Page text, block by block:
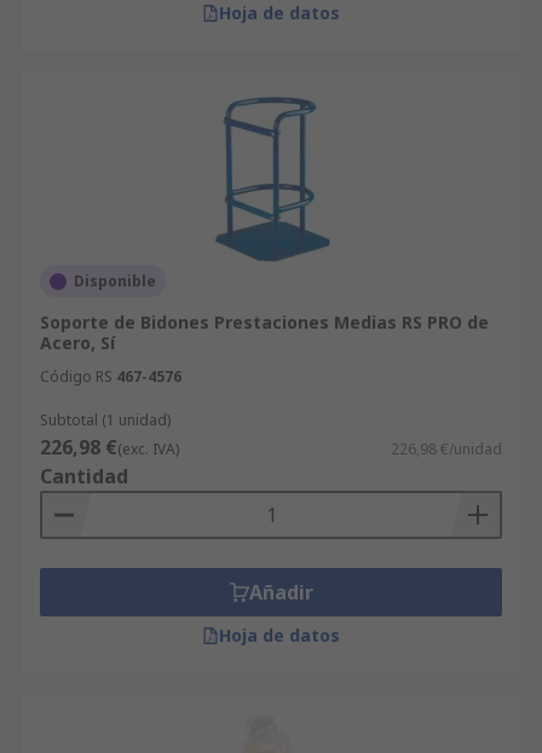
Hoja de datos
Disponible
Soporte de Bidones Prestaciones Medias RS PRO de
Acero, Sí
Código RS 467-4576
Subtotal (1 unidad)
226,98 €(exc. IVA) 226,98 €/unidad
Cantidad
Añadir
Hoja de datos